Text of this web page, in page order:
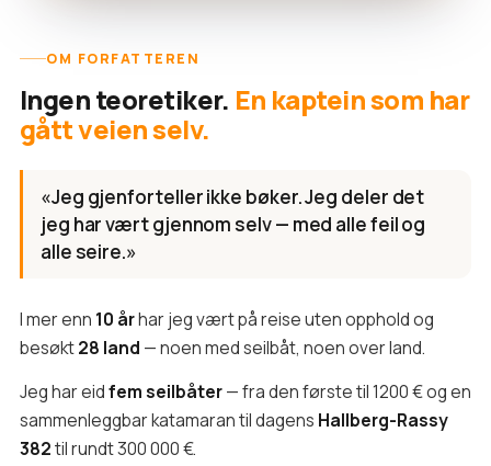
OM FORFATTEREN
Ingen teoretiker. En kaptein som har
gått veien selv.
«Jeg gjenforteller ikke bøker. Jeg deler det
jeg har vært gjennom selv — med alle feil og
alle seire.»
I mer enn 10 århar jeg vært på reise uten opphold og
besøkt28 land — noen med seilbåt, noen over land.
Jeg har eidfem seilbåter— fra den første til 1200 € og en
sammenleggbar katamaran til dagens Hallberg-Rassy
382til rundt 300 000 €.